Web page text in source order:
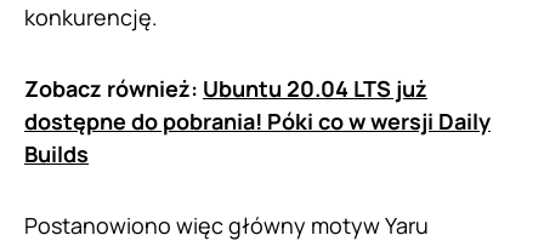
konkurencję.
Zobacz również: Ubuntu 20.04 LTS już
dostępne do pobrania! Póki co w wersji Daily
Builds
Postanowiono więc główny motyw Yaru